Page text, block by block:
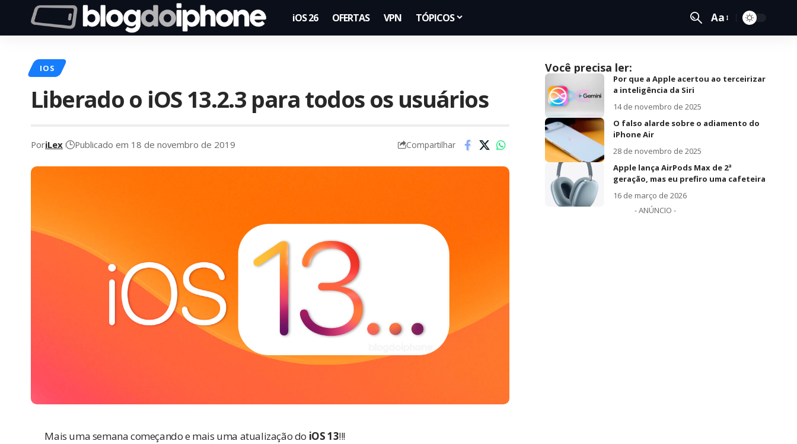
iOS 26 OFERTAS VPN TÓPICOS Aa
IOS
Liberado o iOS 13.2.3 para todos os usuários
PoriLex Publicado em 18 de novembro de 2019 Compartilhar
Mais uma semana começando e mais uma atualização do iOS 13!!!
Você precisa ler:
Por que a Apple acertou ao terceirizar
a inteligência da Siri
14 de novembro de 2025
O falso alarde sobre o adiamento do
iPhone Air
28 de novembro de 2025
Apple lança AirPods Max de 2ª
geração, mas eu prefiro uma cafeteira
16 de março de 2026
- ANÚNCIO -